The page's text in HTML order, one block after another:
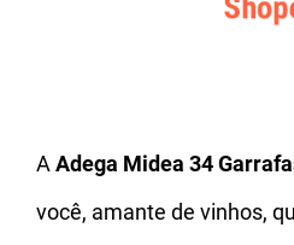
A Adega Midea 34
você, amante de vinhos,